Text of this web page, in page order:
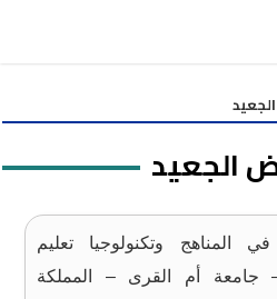
الجعيد
في المناهج وتكنولوجيا تعليم
– جامعة أم القرى – المملكة